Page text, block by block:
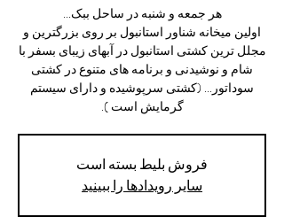
اولین میخانه شناور استانبول بر روی بزرگترین و
مجلل ترین کشتی استانبول در آبهای زیبای بسفر با
شام و نوشیدنی و برنامه های متنوع در کشتی
سوداتور... (کشتی سرپوشیده و دارای سیستم
گرمایش است ).
فروش بلیط بسته است
سایر رویدادها را ببینید